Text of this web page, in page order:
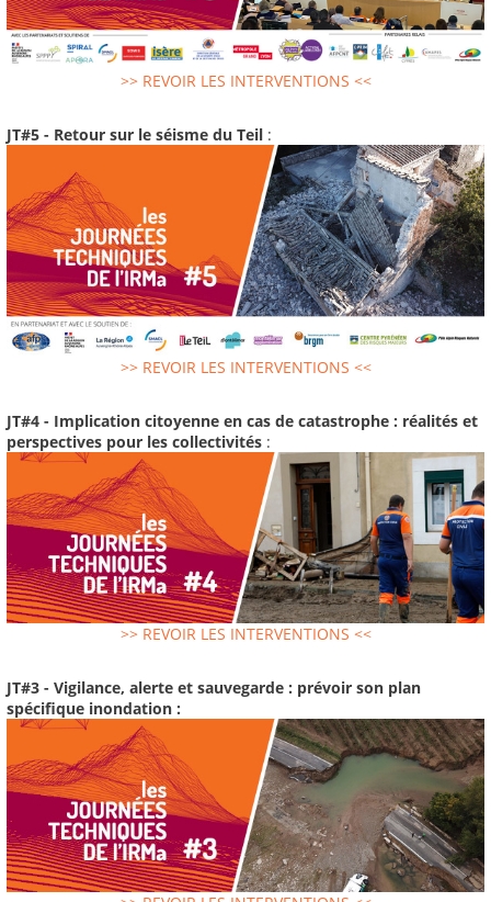
>> REVOIR LES INTERVENTIONS <<
JT#5 - Retour sur le séisme du Teil :
>> REVOIR LES INTERVENTIONS <<
JT#4 - Implication citoyenne en cas de catastrophe : réalités et
perspectives pour les collectivités :
>> REVOIR LES INTERVENTIONS <<
JT#3 - Vigilance, alerte et sauvegarde : prévoir son plan
spécifique inondation :